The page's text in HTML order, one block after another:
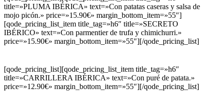
title=»PLUMA IBÉRICA» text=»Con patatas caseras y salsa de
mojo picón.» price=»15.90€» margin_bottom_item=»55″]
[qode_pricing_list_item title_tag=»h6″ title=»SECRETO
IBÉRICO» text=»Con parmentier de trufa y chimichurri.»
price=»15.90€» margin_bottom_item=»55″][/qode_pricing_list]
[qode_pricing_list][qode_pricing_list_item title_tag=»h6″
title=»CARRILLERA IBÉRICA» text=»Con puré de patata.»
price=»12.90€» margin_bottom_item=»55″][/qode_pricing_list]